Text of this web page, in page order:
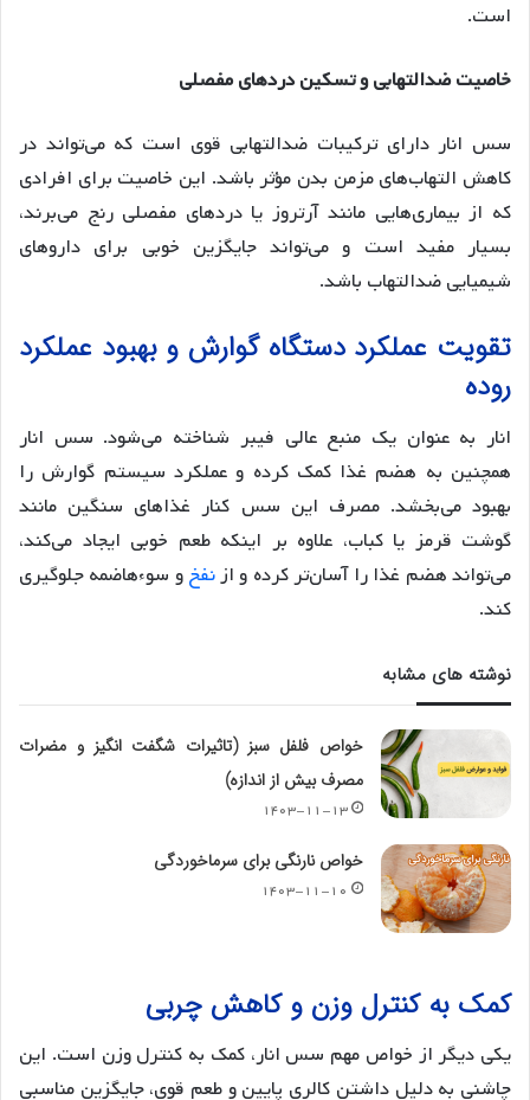
است.
خاصیت ضدالتهابی و تسکین دردهای مفصلی
سس انار دارای ترکیبات ضدالتهابی قوی است که می‌تواند در
کاهش التهاب‌های مزمن بدن مؤثر باشد. این خاصیت برای افرادی
که از بیماری‌هایی مانند آرتروز یا دردهای مفصلی رنج می‌برند،
بسیار مفید است و می‌تواند جایگزین خوبی برای داروهای
شیمیایی ضدالتهاب باشد.
تقویت عملکرد دستگاه گوارش و بهبود عملکرد
روده
انار به عنوان یک منبع عالی فیبر شناخته می‌شود. سس انار
همچنین به هضم غذا کمک کرده و عملکرد سیستم گوارش را
بهبود می‌بخشد. مصرف این سس کنار غذاهای سنگین مانند
گوشت قرمز یا کباب، علاوه بر اینکه طعم خوبی ایجاد می‌کند،
می‌تواند هضم غذا را آسان‌تر کرده و ازنفخو سوءهاضمه جلوگیری
کند.
نوشته های مشابه
خواص فلفل سبز (تاثیرات شگفت انگیز و مضرات
مصرف بیش از اندازه)
۱۴۰۳-۱۱-۱۳
خواص نارنگی برای سرماخوردگی
۱۴۰۳-۱۱-۱۰
کمک به کنترل وزن و کاهش چربی
یکی دیگر از خواص مهم سس انار، کمک به کنترل وزن است. این
چاشنی به دلیل داشتن کالری پایین و طعم قوی، جایگزین مناسبی